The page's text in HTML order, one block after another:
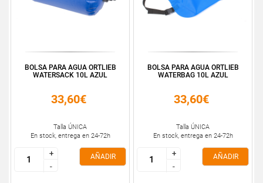
BOLSA PARA AGUA ORTLIEB
WATERSACK 10L AZUL
33,60€
Talla ÚNICA
En stock, entrega en 24-72h
+
-
+
-
AÑADIR
BOLSA PARA AGUA ORTLIEB
WATERBAG 10L AZUL
33,60€
Talla ÚNICA
En stock, entrega en 24-72h
+
-
+
-
AÑADIR